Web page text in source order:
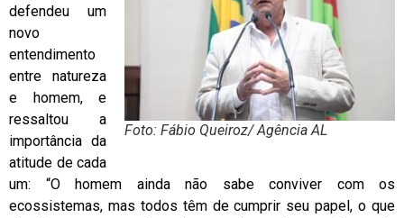
Foto: Fábio Queiroz/ Agência AL
defendeu um
novo
entendimento
entre natureza
e homem, e
ressaltou a
importância da
atitude de cada
um: “O homem ainda não sabe conviver com os
ecossistemas, mas todos têm de cumprir seu papel, o que